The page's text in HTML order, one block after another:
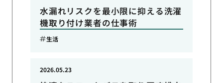
水漏れリスクを最小限に抑える洗濯
機取り付け業者の仕事術
生活
2026.05.23